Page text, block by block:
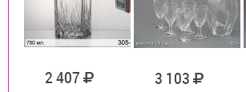
2 407 3 103